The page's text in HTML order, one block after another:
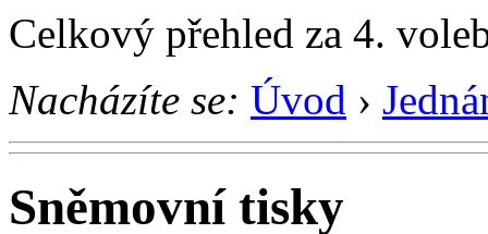
Celkový přehled za 4.
Nacházíte se: Úvod ›
Sněmovní tisky